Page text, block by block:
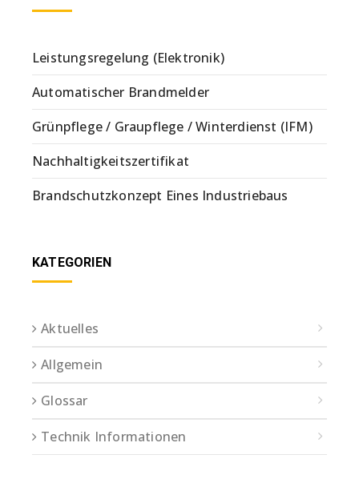
Leistungsregelung (Elektronik)
Automatischer Brandmelder
Grünpflege / Graupflege / Winterdienst (IFM)
Nachhaltigkeitszertifikat
Brandschutzkonzept Eines Industriebaus
KATEGORIEN
Aktuelles
Allgemein
Glossar
Technik Informationen